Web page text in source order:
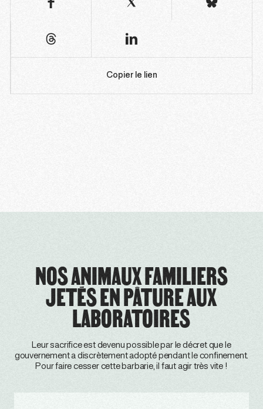
Copier le lien
NOS ANIMAUX FAMILIERS
JETÉS EN PÂTURE AUX
LABORATOIRES
Leur sacrifice est devenu possible par le décret que le
gouvernement a discrètement adopté pendant le confinement.
Pour faire cesser cette barbarie, il faut agir très vite !